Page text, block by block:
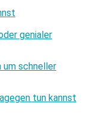
genialer
um schneller
tun kannst